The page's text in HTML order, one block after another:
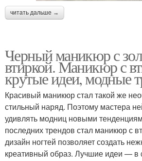
читать дальше →
Черный маникюр с
втиркой. Маникюр с
крутые идеи, модные
Красивый маникюр стал такой же
стильный наряд. Поэтому мастера
удивлять модниц новыми
последних трендов стал маникюр с
дизайн ногтей позволяет создать
креативный образ. Лучшие идеи — в